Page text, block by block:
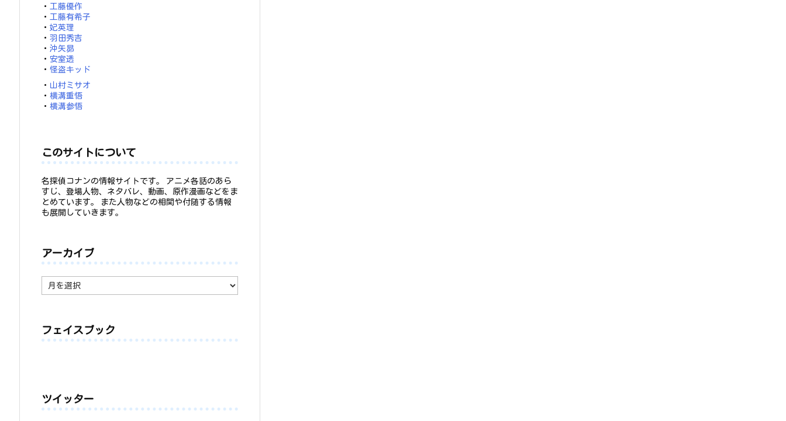
・ 工藤優作
・ 工藤有希子
・ 妃英理
・ 羽田秀吉
・ 沖矢昴
・ 安室透
・ 怪盗キッド
・ 山村ミサオ
・ 横溝重悟
・ 横溝参悟
このサイトについて
名探偵コナンの情報サイトです。 アニメ各話のあら
すじ、登場人物、ネタバレ、動画、原作漫画などをま
とめています。 また人物などの相関や付随する情報
も展開していきます。
アーカイブ
ー
フェイスブック
ツイッター